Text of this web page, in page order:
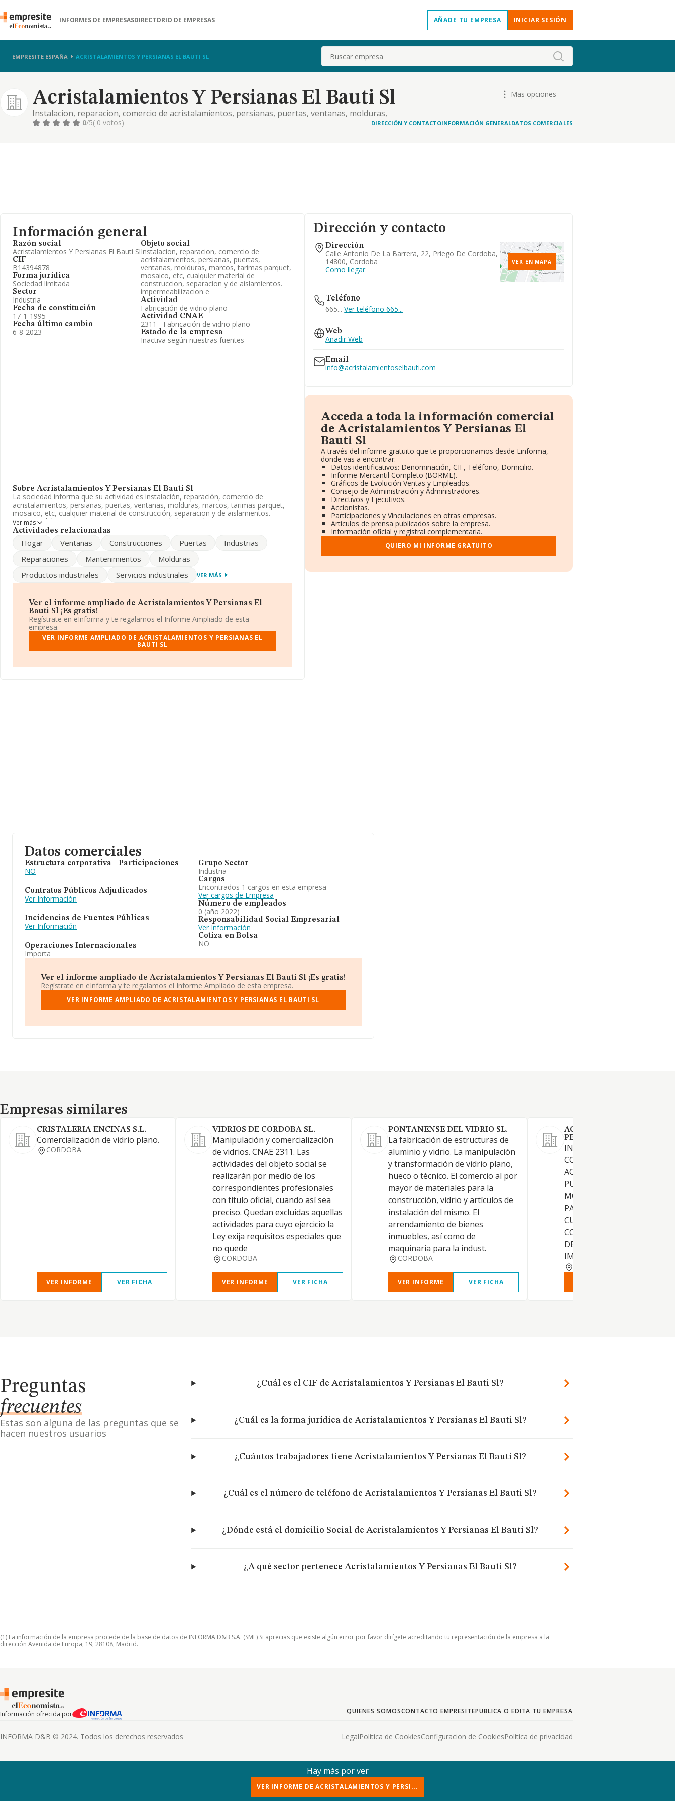
INFORMES DE EMPRESASDIRECTORIO DE EMPRESAS AÑADE TU EMPRESA INICIAR SESIÓN
EMPRESITE ESPAÑA ACRISTALAMIENTOS Y PERSIANAS EL BAUTI SL Buscar
Acristalamientos Y Persianas El Bauti Sl
Instalacion, reparacion, comercio de acristalamientos, persianas, puertas, ventanas, molduras,
marcos, tarimas parquet, mosaico, etc, cualquier material de construccion, separacion y de
Mas opciones
0/5( 0 votos) DIRECCIÓN Y CONTACTOINFORMACIÓN GENERALDATOS COMERCIALES
Información general
Razón social
Acristalamientos Y Persianas El Bauti Sl
CIF
B14394878
Forma jurídica
Sociedad limitada
Sector
Industria
Fecha de constitución
17-1-1995
Fecha último cambio
6-8-2023
Objeto social
Instalacion, reparacion, comercio de
acristalamientos, persianas, puertas,
ventanas, molduras, marcos, tarimas parquet,
mosaico, etc, cualquier material de
construccion, separacion y de aislamientos.
impermeabilizacion e
Actividad
Fabricación de vidrio plano
Actividad CNAE
2311 - Fabricación de vidrio plano
Estado de la empresa
Inactiva según nuestras fuentes
Sobre Acristalamientos Y Persianas El Bauti Sl
La sociedad informa que su actividad es instalación, reparación, comercio de
acristalamientos, persianas, puertas, ventanas, molduras, marcos, tarimas parquet,
mosaico, etc, cualquier material de construcción, separacion y de aislamientos.
impermeabilizacion e. La empresa es una Sociedad Limitada. Tiene CNAE: 2311 -
'Fabricación de vidrio plano'. La compañía es importadora.
Su correo es
info@acristalamientoselbauti.com
La empresa española
Acristalamientos y Persianas El Bauti S.L
de Priego De Cordoba, Córdoba, Andalucía.
sector, a nivel nacional la facturación asciende a 855 millones de euros y se calcula
un promedio de facturación de 5 millones de euros entre todas las compañías.
Respecto a la información de la provincia (hablamos de Córdoba), en la base de
datos de INFORMA aparecen 6 empresas, con ventas en el año 2017 de 6 millones
de euros. Finalmente, para completar los datos de sector, en 2017, la antigüedad
alcanza los 22 años desde la constitución. La media de empleados de las empresas
es de 18.
Ver más
Actividades relacionadas
Hogar Ventanas Construcciones Puertas
Industrias
Reparaciones
Mantenimientos
Molduras
Productos industriales
Servicios industriales VER MÁS
Ver el informe ampliado de Acristalamientos Y Persianas El
Bauti Sl ¡Es gratis!
Regístrate en eInforma y te regalamos el Informe Ampliado de esta
empresa.
VER INFORME AMPLIADO DE ACRISTALAMIENTOS Y PERSIANAS EL
BAUTI SL
Dirección y contacto
Dirección
Calle Antonio De La Barrera, 22, Priego De Cordoba,
14800, Cordoba
Como llegar
VER EN MAPA
Teléfono
665...Ver teléfono 665...
Web
Añadir Web
Email
info@acristalamientoselbauti.com
Acceda a toda la información comercial
de Acristalamientos Y Persianas El
Bauti Sl
A través del informe gratuito que te proporcionamos desde Einforma,
donde vas a encontrar:
Datos identificativos: Denominación, CIF, Teléfono, Domicilio.
Informe Mercantil Completo (BORME).
Gráficos de Evolución Ventas y Empleados.
Consejo de Administración y Administradores.
Directivos y Ejecutivos.
Accionistas.
Participaciones y Vinculaciones en otras empresas.
Artículos de prensa publicados sobre la empresa.
Información oficial y registral complementaria.
QUIERO MI INFORME GRATUITO
Datos comerciales
Estructura corporativa - Participaciones
NO
Contratos Públicos Adjudicados
Ver Información
Incidencias de Fuentes Públicas
Ver Información
Operaciones Internacionales
Importa
Grupo Sector
Industria
Cargos
Encontrados 1 cargos en esta empresa
Ver cargos de Empresa
Número de empleados
0 (año 2022)
Responsabilidad Social Empresarial
Ver Información
Cotiza en Bolsa
NO
Ver el informe ampliado de Acristalamientos Y Persianas El Bauti Sl ¡Es gratis!
Regístrate en eInforma y te regalamos el Informe Ampliado de esta empresa.
VER INFORME AMPLIADO DE ACRISTALAMIENTOS Y PERSIANAS EL BAUTI SL
Empresas similares
Empresas similares
CRISTALERIA ENCINAS S.L.
Comercialización de vidrio plano.
CORDOBA
VER INFORME VER FICHA
VIDRIOS DE CORDOBA SL.
Manipulación y comercialización
de vidrios. CNAE 2311. Las
actividades del objeto social se
realizarán por medio de los
correspondientes profesionales
con título oficial, cuando así sea
preciso. Quedan excluidas aquellas
actividades para cuyo ejercicio la
Ley exija requisitos especiales que
no quede
CORDOBA
VER INFORME VER FICHA
PONTANENSE DEL VIDRIO SL.
La fabricación de estructuras de
aluminio y vidrio. La manipulación
y transformación de vidrio plano,
hueco o técnico. El comercio al por
mayor de materiales para la
construcción, vidrio y artículos de
instalación del mismo. El
arrendamiento de bienes
inmuebles, así como de
maquinaria para la indust.
CORDOBA
VER INFORME VER FICHA
ACRISTALAMIENTOS Y
PERSIANAS EL BAUTI SL
INSTALACION, REPARACION,
COMERCIO DE
ACRISTALAMIENTOS,
PUERTAS, VENTANAS,
MOLDURAS, MARCOS,
PARQUET, MOSAICO, ETC,
CUALQUIER MATERIAL DE
CONSTRUCCION,
DE AISLAMIENTOS.
IMPERMEABILIZACION E
Preguntas
frecuentes
Estas son alguna de las preguntas que se
hacen nuestros usuarios
¿Cuál es el CIF de Acristalamientos Y Persianas El Bauti Sl?
¿Cuál es la forma jurídica de Acristalamientos Y Persianas El Bauti Sl?
¿Cuántos trabajadores tiene Acristalamientos Y Persianas El Bauti Sl?
¿Cuál es el número de teléfono de Acristalamientos Y Persianas El Bauti Sl?
¿Dónde está el domicilio Social de Acristalamientos Y Persianas El Bauti Sl?
¿A qué sector pertenece Acristalamientos Y Persianas El Bauti Sl?
(1) La información de la empresa procede de la base de datos de INFORMA D&B S.A. (SME) Si aprecias que existe algún error por favor dirígete acreditando tu representación de la empresa a la
dirección Avenida de Europa, 19, 28108, Madrid.
Información ofrecida por QUIENES SOMOSCONTACTO EMPRESITEPUBLICA O EDITA TU EMPRESA
INFORMA D&B © 2024. Todos los derechos reservados LegalPolitica de CookiesConfiguracion de CookiesPolitica de privacidad
Hay más por ver
VER INFORME DE ACRISTALAMIENTOS Y PERSI...